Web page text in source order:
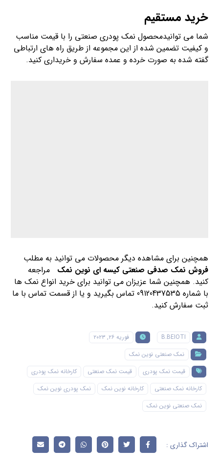
خرید مستقیم
شما می توانیدمحصول نمک پودری صنعتی را با قیمت مناسب
و کیفیت تضمین شده از این مجموعه از طریق راه های ارتباطی
گفته شده به صورت خرده و عمده سفارش و خریداری کنید.
همچنین برای مشاهده دیگر محصولات می توانید به مطلب
فروش نمک صدفی صنعتی کیسه ای نوین نمک
مراجعه
کنید. همچنین شما عزیزان می توانید برای خرید انواع نمک ها
با شماره 09120437535 تماس بگیرید و یا از قسمت تماس با ما
ثبت سفارش کنید.
B.BEIOTI
فوریه ۲۶, ۲۰۲۳
نمک صنعتی نوین نمک
قیمت نمک پودری
قیمت نمک صنعتی
کارخانه نمک پودری
کارخانه نمک صنعتی
کارخانه نوین نمک
نمک پودری نوین نمک
نمک صنعتی نوین نمک